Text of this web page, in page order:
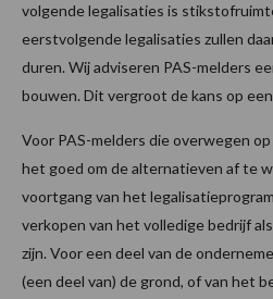
volgende legalisaties is
eerstvolgende legalisaties zullen
duren. Wij adviseren PAS-melders
bouwen. Dit vergroot de kans op
Voor PAS-melders die overwegen
het goed om de alternatieven af te
voortgang van het
verkopen van het volledige bedrijf
zijn. Voor een deel van de
(een deel van) de grond, of van het